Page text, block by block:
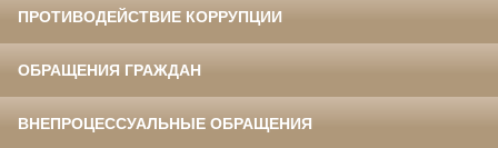
ПРОТИВОДЕЙСТВИЕ КОРРУПЦИИ
ОБРАЩЕНИЯ ГРАЖДАН
ВНЕПРОЦЕССУАЛЬНЫЕ ОБРАЩЕНИЯ